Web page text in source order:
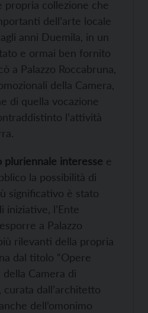
propria collezione che
dell’arte locale
anni Duemila, in un
e ormai ben fornito
a Palazzo Roccabruna,
della Camera,
di quella vocazione
l’attività
pluriennale interesse e
la possibilità di
significativo è stato
l’Ente
a Palazzo
rilevanti della propria
dal titolo “Opere
della Camera di
curata dall’architetto
dell’omonimo